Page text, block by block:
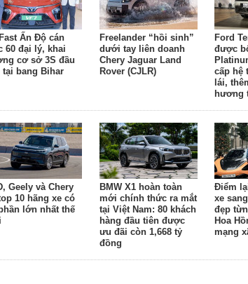
Ấn Độ cán
60 đại lý, khai
cơ sở 3S đầu
tại bang Bihar
Freelander “hồi sinh”
dưới tay liên doanh
Chery Jaguar Land
Rover (CJLR)
Ford
được
cấp hệ
lái,
hương
Geely và Chery
10 hãng xe có
lớn nhất thế
BMW X1 hoàn toàn
mới chính thức ra mắt
tại Việt Nam: 80 khách
hàng đầu tiên được
ưu đãi còn 1,668 tỷ
đồng
Điểm
xe
đẹp
Hoa
mạng